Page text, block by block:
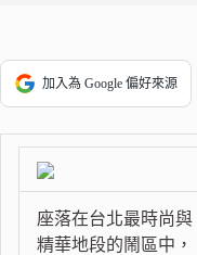
加入為 Google 偏好來源
座落在台北最時尚與
精華地段的鬧區中，